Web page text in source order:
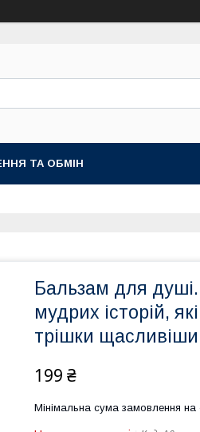
ТА ОБМІН
Бальзам для
мудрих історій,
трішки
199 ₴
Мінімальна сума замовлення на